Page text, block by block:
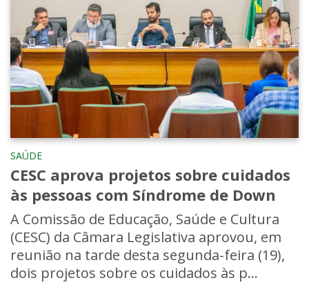
SAÚDE
CESC aprova projetos sobre cuidados
às pessoas com Síndrome de Down
A Comissão de Educação, Saúde e Cultura
(CESC) da Câmara Legislativa aprovou, em
reunião na tarde desta segunda-feira (19),
dois projetos sobre os cuidados às p...